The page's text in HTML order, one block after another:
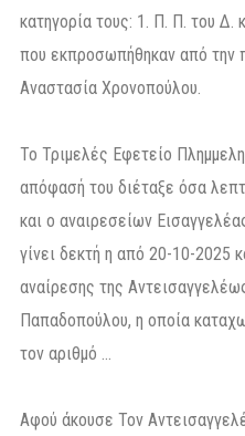
κατηγορία τους: 1. Π. Π. του Δ.
που εκπροσωπήθηκαν από την
Αναστασία Χρονοπούλου.
Το Τριμελές Εφετείο
απόφασή του διέταξε όσα
και ο αναιρεσείων
γίνει δεκτή η από 20-10-2025
αναίρεσης της
Παπαδοπούλου, η οποία
τον αριθμό …
Αφού άκουσε Τον